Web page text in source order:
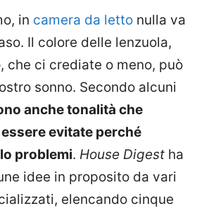
in camera da letto nulla va
Il colore delle lenzuola,
che ci crediate o meno, può
sonno. Secondo alcuni
anche tonalità che
evitate perché
problemi. House Digest ha
idee in proposito da vari
elencando cinque